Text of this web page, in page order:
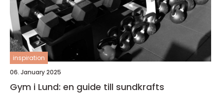
inspiration
06. January 2025
Gym i Lund: en guide till sundkrafts